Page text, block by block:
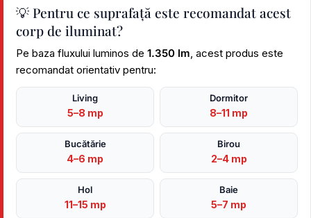
💡 Pentru ce suprafață este recomandat acest
corp de iluminat?
Pe baza fluxului luminos de 1.350 lm, acest produs este
recomandat orientativ pentru:
Living
5–8 mp
Dormitor
8–11 mp
Bucătărie
4–6 mp
Birou
2–4 mp
Hol
11–15 mp
Baie
5–7 mp